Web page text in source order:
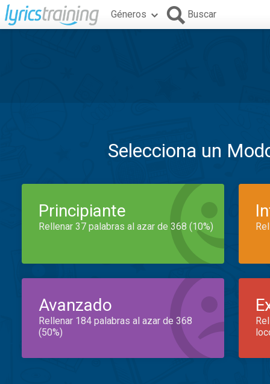
Géneros Buscar
Selecciona un
Principiante
Rellenar 37 palabras al azar de 368 (10%)
Avanzado
Rellenar 184 palabras al azar de 368
(50%)